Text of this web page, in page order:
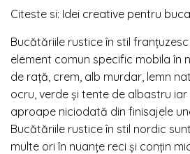
Citeste si: Idei creative pentru
Bucătăriile rustice în stil
element comun specific mobila în
de rață, crem, alb murdar, lemn
ocru, verde și tente de albastru
aproape niciodată din finisajele
Bucătăriile rustice în stil nordic
multe ori în nuanțe reci și conțin